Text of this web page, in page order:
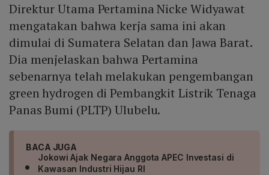
Direktur Utama Pertamina Nicke Widyawat
mengatakan bahwa kerja sama ini akan
dimulai di Sumatera Selatan dan Jawa Barat.
Dia menjelaskan bahwa Pertamina
sebenarnya telah melakukan pengembangan
green hydrogen di Pembangkit Listrik Tenaga
Panas Bumi (PLTP) Ulubelu.
BACA JUGA
Jokowi Ajak Negara Anggota APEC Investasi di
Kawasan Industri Hijau RI